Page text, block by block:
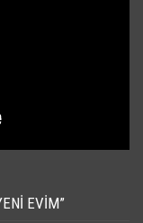
EVIM”